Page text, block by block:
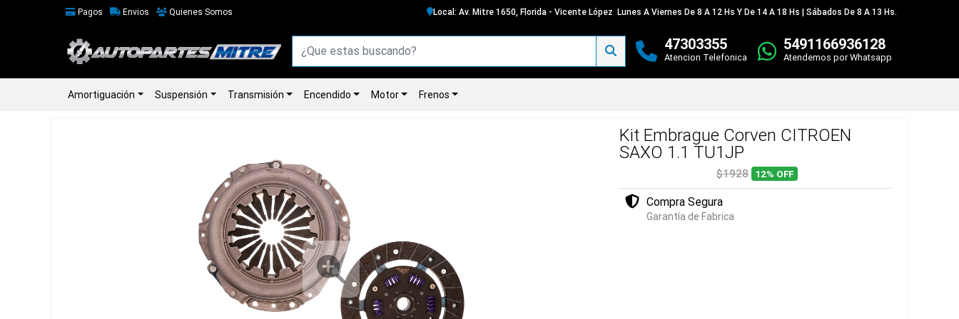
Pagos Envios Quienes Somos Local: Av. Mitre 1650, Florida - Vicente López Lunes A Viernes De 8 A 12 Hs Y De 14 A 18 Hs | Sábados De 8 A 13 Hs.
47303355
Atencion Telefonica
5491166936128
Atendemos por Whatsapp
Amortiguación Suspensión Transmisión Encendido Motor Frenos
Kit Embrague Corven CITROEN
SAXO 1.1 TU1JP
$1928 12% OFF
Compra Segura
Garantía de Fabrica